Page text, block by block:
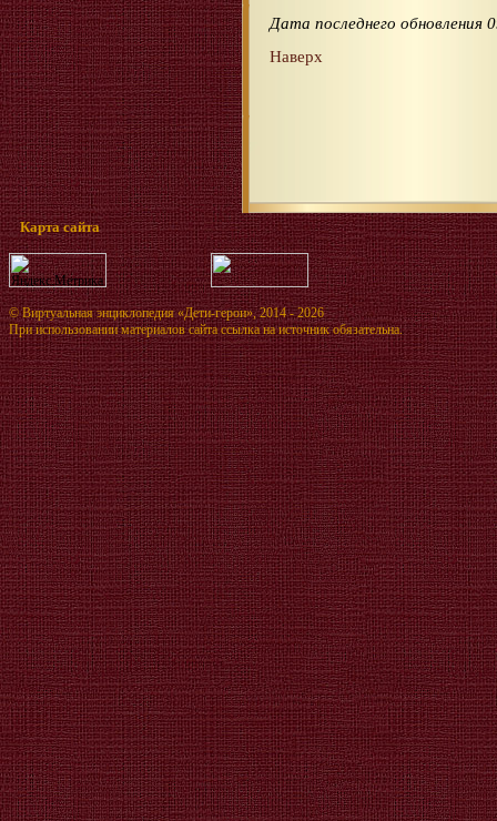
Дата последнего обновления
Наверх
Карта сайта
©Виртуальная энциклопедия «Дети-герои», 2014 - 2026
При использовании материалов сайта ссылка на источник обязательна.